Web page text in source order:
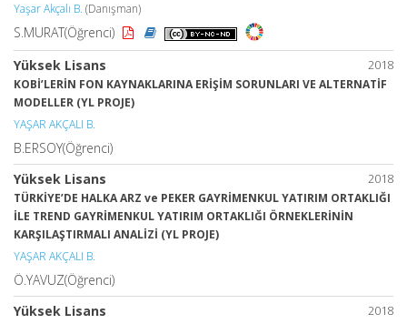
Yaşar Akçalı B. (Danışman)
S.MURAT(Öğrenci)
2018
Yüksek Lisans
KOBİ’LERİN FON KAYNAKLARINA ERİŞİM SORUNLARI VE ALTERNATİF
MODELLER (YL PROJE)
YAŞAR AKÇALI B.
B.ERSOY(Öğrenci)
2018
Yüksek Lisans
TÜRKİYE’DE HALKA ARZ ve PEKER GAYRİMENKUL YATIRIM ORTAKLIĞI
İLE TREND GAYRİMENKUL YATIRIM ORTAKLIĞI ÖRNEKLERİNİN
KARŞILAŞTIRMALI ANALİZİ (YL PROJE)
YAŞAR AKÇALI B.
Ö.YAVUZ(Öğrenci)
2018
Yüksek Lisans